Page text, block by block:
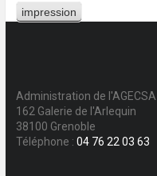
Vue
impression
Administration de l'AGECSA
162 Galerie de l'Arlequin
38100 Grenoble
Téléphone : 04 76 22 03 63